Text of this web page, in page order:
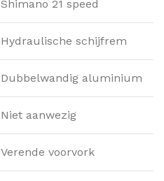
Shimano 21 speed
Hydraulische schijfrem
Dubbelwandig aluminium
Niet aanwezig
Verende voorvork